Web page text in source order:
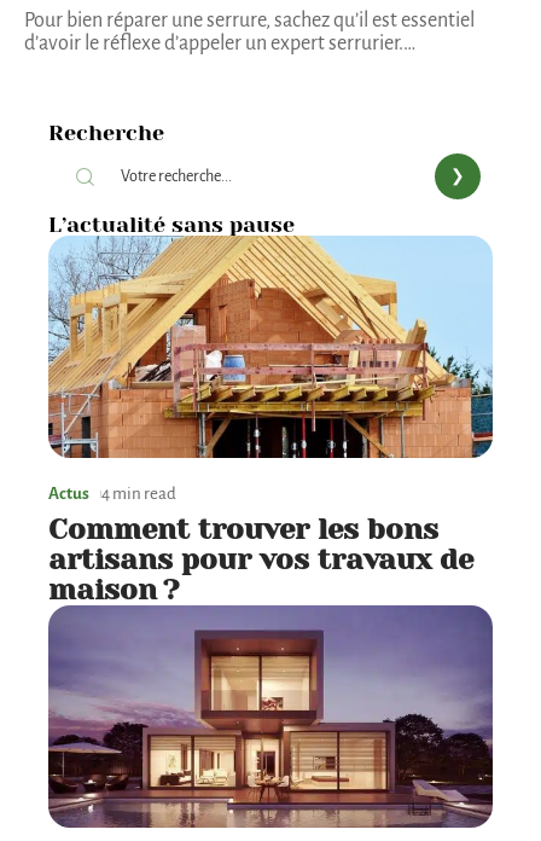
Pour bien réparer une serrure, sachez qu’il est essentiel
d’avoir le réflexe d’appeler un expert serrurier.…
Recherche
L’actualité sans pause
Actus 4 min read
Comment trouver les bons
artisans pour vos travaux de
maison ?